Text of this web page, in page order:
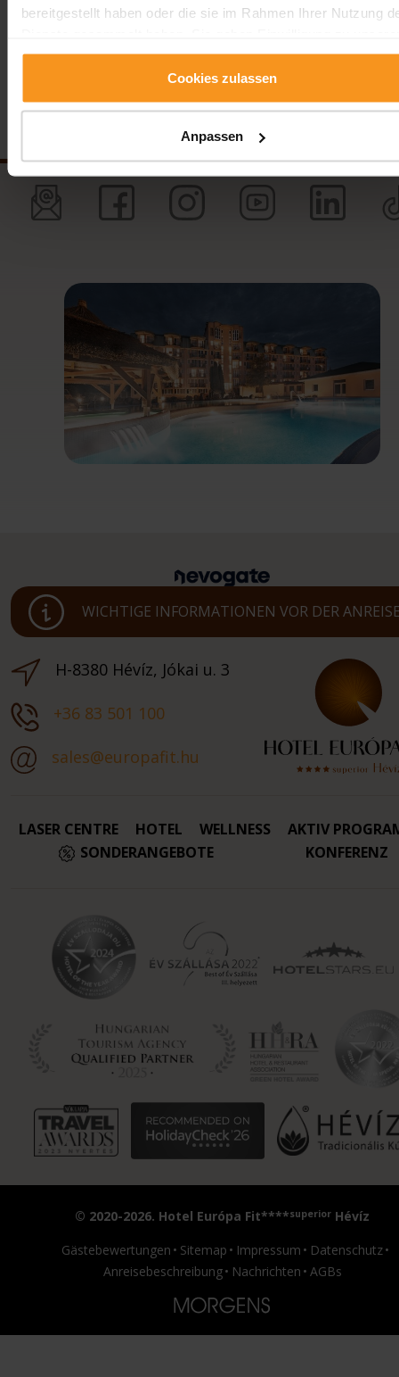
bereitgestellt haben oder die sie im Rahmen Ihrer Nutzung
Cookies, wenn Sie unsere Webseite weiterhin nutzen.
Cookies zulassen
Anpassen
Vorherige
Zurück
Nächste
Folgen Sie uns!
WICHTIGE INFORMATIONEN VOR DER
H-8380 Hévíz, Jókai u. 3
+36 83 501 100
sales@europafit.hu
LASER CENTRE HOTEL WELLNESS
AKTIV
SONDERANGEBOTE
KONFERENZ
© 2020-2026. Hotel Európa Fit****superior Hévíz
Gästebewertungen
Sitemap Impressum
Datenschutz
Anreisebeschreibung
Nachrichten AGBs